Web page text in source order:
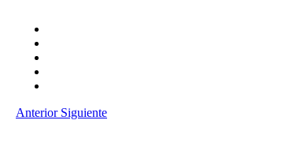
Anterior Siguiente